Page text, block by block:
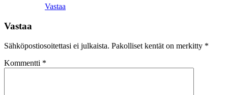
Vastaa
Vastaa
Sähköpostiosoitettasi ei julkaista. Pakolliset kentät on merkitty *
Kommentti *